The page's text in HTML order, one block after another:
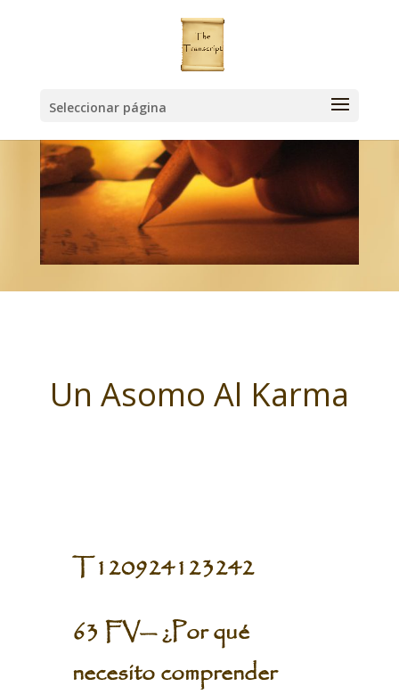
Seleccionar página
Un Asomo Al Karma
T120924123242
63 FV— ¿Por qué
necesito comprender